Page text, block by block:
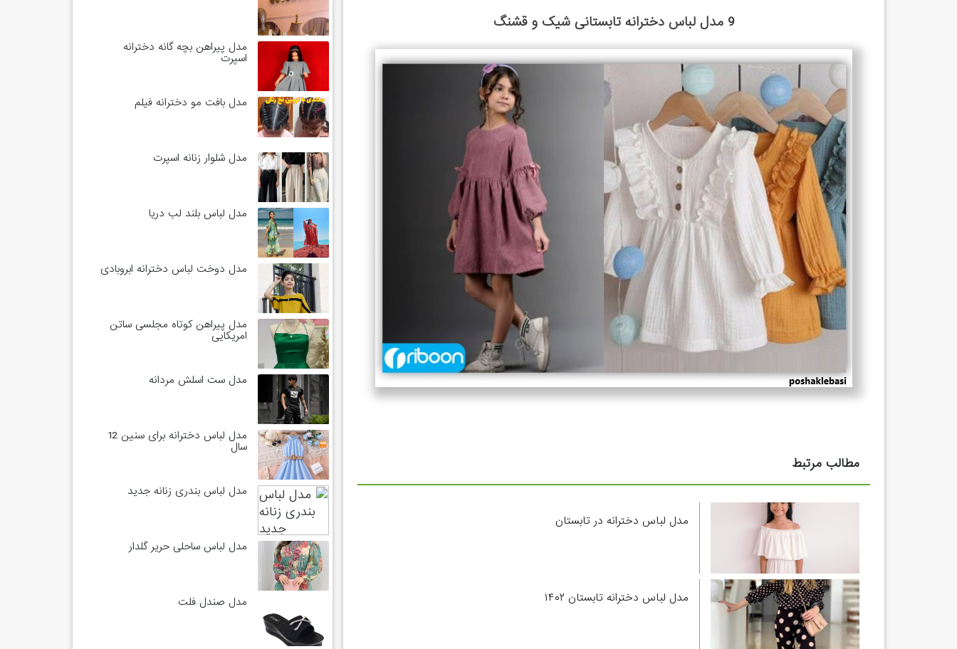
9 مدل لباس دخترانه تابستانی شیک و قشنگ
مطالب مرتبط
مدل لباس دخترانه در تابستان
مدل لباس دخترانه تابستان ۱۴۰۲
مدل پیراهن بچه گانه دخترانه
اسپرت
مدل بافت مو دخترانه فیلم
مدل شلوار زنانه اسپرت
مدل لباس بلند لب دریا
مدل دوخت لباس دخترانه ابروبادی
مدل پیراهن کوتاه مجلسی ساتن
امریکایی
مدل ست اسلش مردانه
مدل لباس دخترانه برای سنین 12
سال
مدل لباس بندری زنانه جدید
مدل لباس ساحلی حریر گلدار
مدل صندل فلت